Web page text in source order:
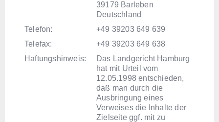
39179 Barleben
Deutschland
Telefon:
+49 39203 649 639
Telefax:
+49 39203 649 638
Haftungshinweis:
Das Landgericht Hamburg
hat mit Urteil vom
12.05.1998 entschieden,
daß man durch die
Ausbringung eines
Verweises die Inhalte der
Zielseite ggf. mit zu